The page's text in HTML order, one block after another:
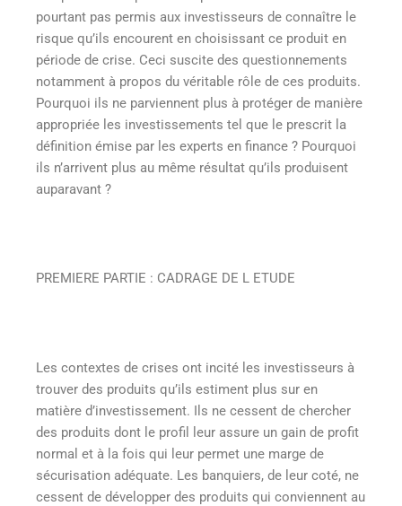
pourtant pas permis aux investisseurs de connaître le
risque qu’ils encourent en choisissant ce produit en
période de crise. Ceci suscite des questionnements
notamment à propos du véritable rôle de ces produits.
Pourquoi ils ne parviennent plus à protéger de manière
appropriée les investissements tel que le prescrit la
définition émise par les experts en finance ? Pourquoi
ils n’arrivent plus au même résultat qu’ils produisent
auparavant ?
PREMIERE PARTIE : CADRAGE DE L ETUDE
Les contextes de crises ont incité les investisseurs à
trouver des produits qu’ils estiment plus sur en
matière d’investissement. Ils ne cessent de chercher
des produits dont le profil leur assure un gain de profit
normal et à la fois qui leur permet une marge de
sécurisation adéquate. Les banquiers, de leur coté, ne
cessent de développer des produits qui conviennent au